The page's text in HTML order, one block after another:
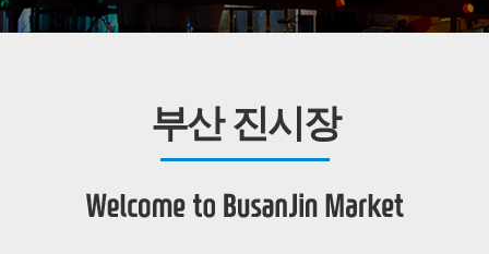
부산 진시장